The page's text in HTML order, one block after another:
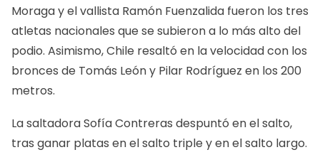
Moraga y el vallista Ramón Fuenzalida fueron los tres
atletas nacionales que se subieron a lo más alto del
podio. Asimismo, Chile resaltó en la velocidad con los
bronces de Tomás León y Pilar Rodríguez en los 200
metros.
La saltadora Sofía Contreras despuntó en el salto,
tras ganar platas en el salto triple y en el salto largo.